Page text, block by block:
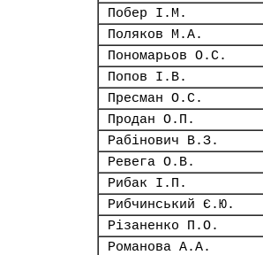
Побер І.М.
Поляков М.А.
Пономарьов О.С.
Попов І.В.
Пресман О.С.
Продан О.П.
Рабінович В.З.
Ревега О.В.
Рибак І.П.
Рибчинський Є.Ю.
Різаненко П.О.
Романова А.А.